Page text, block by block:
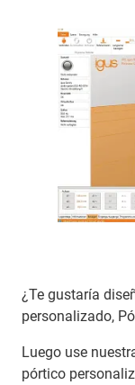
¿Te gustaría
personalizado,
Luego use
pórtico